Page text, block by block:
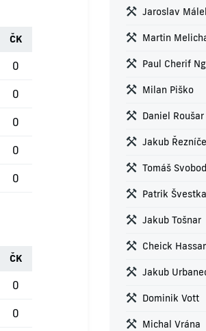
ČK
0
0
0
0
0
ČK
0
0
Jaroslav
Martin
Paul Cherif
Milan Piško
Daniel Roušar
Jakub
Tomáš
Patrik Švestka
Jakub Tošnar
Cheick
Jakub
Dominik Vott
Michal Vrána